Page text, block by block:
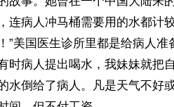
连病人冲马桶需要用的水都计
”美国医生诊所里都是给病人准
时病人提出喝水，我妹妹就把
水倒给了病人。凡是天气不好